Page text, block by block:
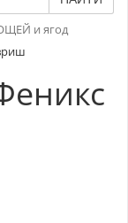
и ягод